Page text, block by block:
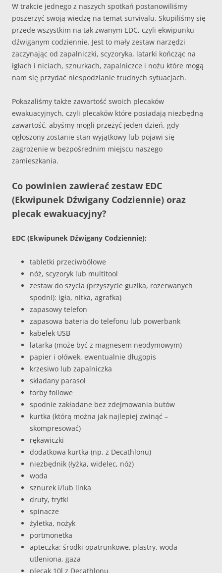
W trakcie jednego z naszych spotkań postanowiliśmy
poszerzyć swoją wiedzę na temat survivalu. Skupiliśmy się
przede wszystkim na tak zwanym EDC, czyli ekwipunku
dźwiganym codziennie. Jest to mały zestaw narzędzi
zaczynając od zapalniczki, scyzoryka, latarki kończąc na
igłach i niciach, sznurkach, zapalniczce i nożu które mogą
nam się przydać niespodzianie trudnych sytuacjach.
Pokazaliśmy także zawartość swoich plecaków
ewakuacyjnych, czyli plecaków które posiadają niezbędną
zawartość, abyśmy mogli przeżyć jeden dzień, gdy
ogłoszony zostanie stan wyjątkowy lub pojawi się
zagrożenie w bezpośrednim miejscu naszego
zamieszkania.
Co powinien zawierać zestaw EDC
(Ekwipunek Dźwigany Codziennie) oraz
plecak ewakuacyjny?
EDC (Ekwipunek Dźwigany Codziennie):
tabletki przeciwbólowe
nóż, scyzoryk lub multitool
zestaw do szycia (przyszycie guzika, rozerwanych
spodni): igła, nitka, agrafka)
zapasowy telefon
zapasowa bateria do telefonu lub powerbank
kabelek USB
latarka (może być z magnesem neodymowym)
papier i ołówek, ewentualnie długopis
krzesiwo lub zapalniczka
składany parasol
torby foliowe
spodnie zakładane bez zdejmowania butów
kurtka (którą można jak najlepiej zwinąć –
skompresować)
rękawiczki
dodatkowa kurtka (np. z Decathlonu)
niezbędnik (łyżka, widelec, nóż)
woda
sznurek i/lub linka
druty, trytki
spinacze
żyletka, nożyk
portmonetka
apteczka: środki opatrunkowe, plastry, woda
utleniona, gaza
plecak 10l z Decathlonu